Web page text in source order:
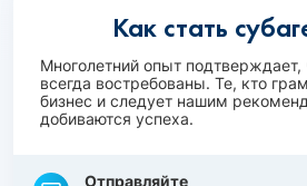
Как стать
Многолетний опыт подтверждает,
всегда востребованы. Те, кто
бизнес и следует нашим
добиваются успеха.
Отправляйте